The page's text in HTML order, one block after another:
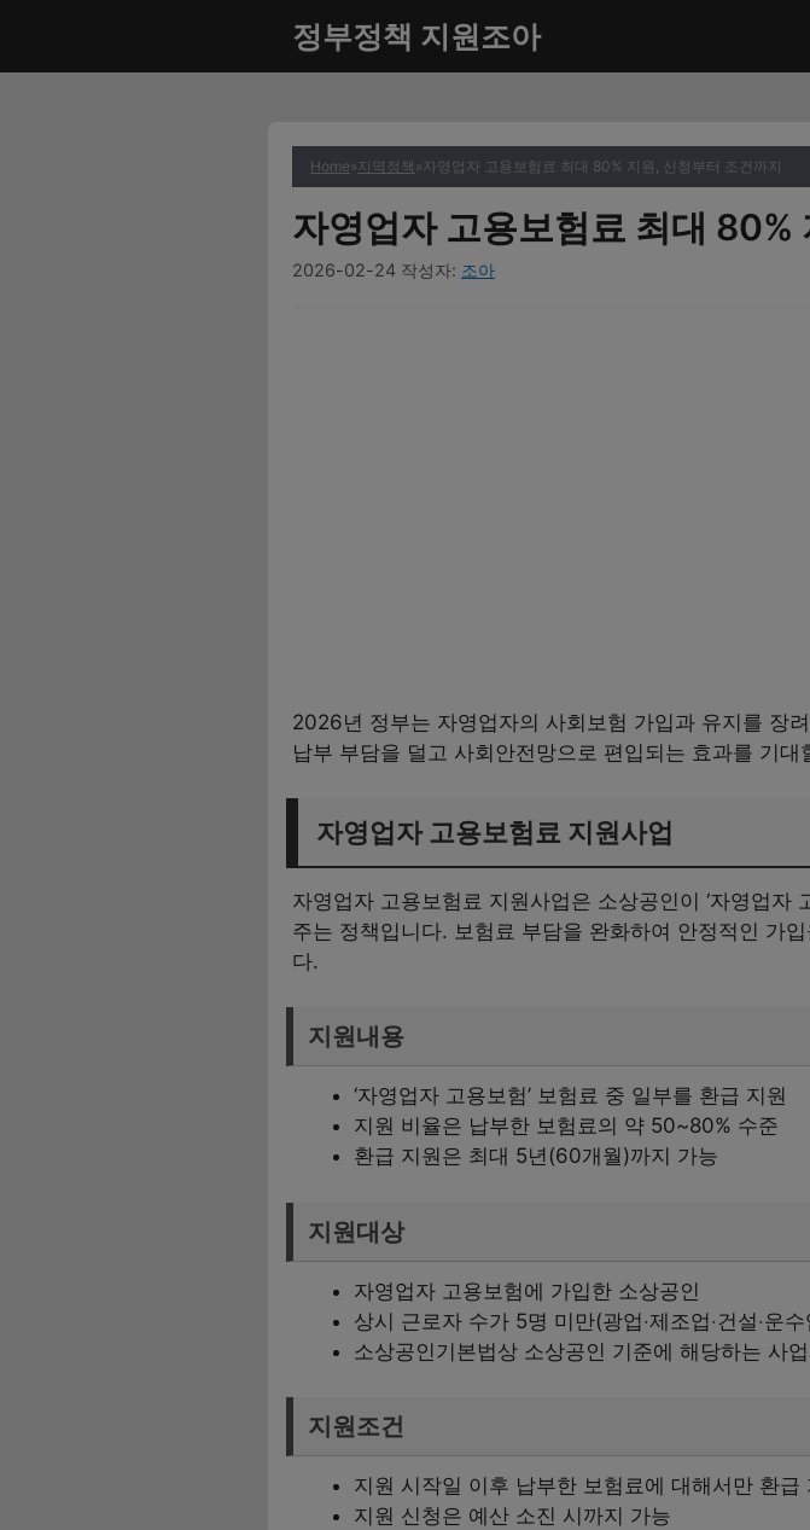
츠
정부정책 지원조아
Home»지역정책 »자영업자 고용보험료 최대 80% 지원, 신청부터 조건까지
자영업자 고용보험료 최대 80%
2026-02-24 작성자: 조아
2026년 정부는 자영업자의 사회보험 가입과 유지를 장
납부 부담을 덜고 사회안전망으로 편입되는 효과를 기대
자영업자 고용보험료 지원사업
자영업자 고용보험료 지원사업은 소상공인이 ‘자영업자
주는 정책입니다. 보험료 부담을 완화하여 안정적인 가
다.
지원내용
‘자영업자 고용보험’ 보험료 중 일부를 환급 지원
지원 비율은 납부한 보험료의 약 50~80% 수준
환급 지원은 최대 5년(60개월)까지 가능
지원대상
자영업자 고용보험에 가입한 소상공인
상시 근로자 수가 5명 미만(광업‧제조업‧건설‧운
소상공인기본법상 소상공인 기준에 해당하는 사
지원조건
지원 시작일 이후 납부한 보험료에 대해서만 환급
지원 신청은 예산 소진 시까지 가능